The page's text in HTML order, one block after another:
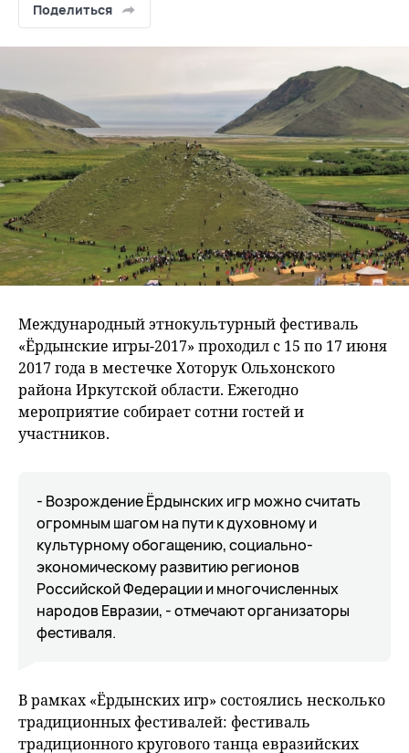
Поделиться
Международный этнокультурный фестиваль
«Ёрдынские игры-2017» проходил с 15 по 17 июня
2017 года в местечке Хоторук Ольхонского
района Иркутской области. Ежегодно
мероприятие собирает сотни гостей и
участников.
- Возрождение Ёрдынских игр можно считать
огромным шагом на пути к духовному и
культурному обогащению, социально-
экономическому развитию регионов
Российской Федерации и многочисленных
народов Евразии, - отмечают организаторы
фестиваля.
В рамках «Ёрдынских игр» состоялись несколько
традиционных фестивалей: фестиваль
традиционного кругового танца евразийских